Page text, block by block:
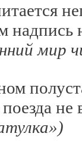
мир
не